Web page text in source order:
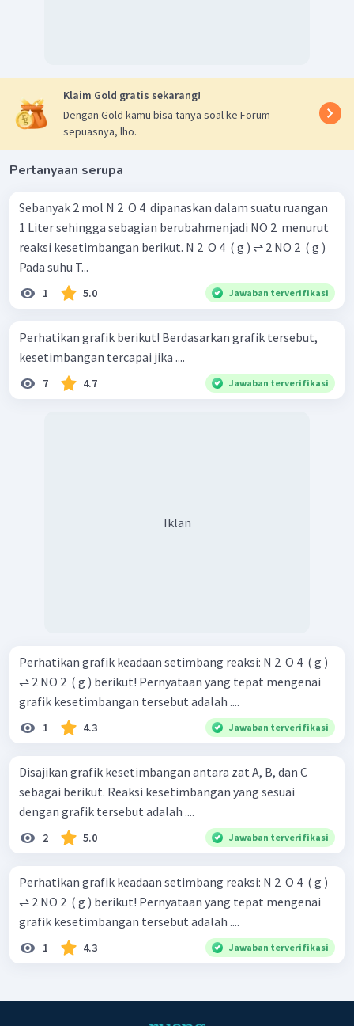
Klaim Gold gratis sekarang!
Dengan Gold kamu bisa tanya soal ke Forum
sepuasnya, lho.
Pertanyaan serupa
Sebanyak 2 mol N 2 ​ O 4 ​ dipanaskan dalam suatu ruangan
1 Liter sehingga sebagian berubahmenjadi NO 2 ​ menurut
reaksi kesetimbangan berikut. N 2 ​ O 4 ​ ( g ) ⇌ 2 NO 2 ​ ( g )
Pada suhu T...
1 5.0 Jawaban terverifikasi
Perhatikan grafik berikut! Berdasarkan grafik tersebut,
kesetimbangan tercapai jika ....
7 4.7 Jawaban terverifikasi
Iklan
Perhatikan grafik keadaan setimbang reaksi: N 2 ​ O 4 ​ ( g )
⇌ 2 NO 2 ​ ( g ) berikut! Pernyataan yang tepat mengenai
grafik kesetimbangan tersebut adalah ....
1 4.3 Jawaban terverifikasi
Disajikan grafik kesetimbangan antara zat A, B, dan C
sebagai berikut. Reaksi kesetimbangan yang sesuai
dengan grafik tersebut adalah ....
2 5.0 Jawaban terverifikasi
Perhatikan grafik keadaan setimbang reaksi: N 2 ​ O 4 ​ ( g )
⇌ 2 NO 2 ​ ( g ) berikut! Pernyataan yang tepat mengenai
grafik kesetimbangan tersebut adalah ....
1 4.3 Jawaban terverifikasi